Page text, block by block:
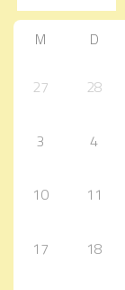
M D
27 28
3 4
10 11
17 18